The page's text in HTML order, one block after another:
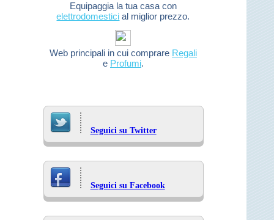
Equipaggia la tua casa con
elettrodomestici al miglior prezzo.
Web principali in cui comprare Regali
e Profumi.
Seguici su Twitter
Seguici su Facebook